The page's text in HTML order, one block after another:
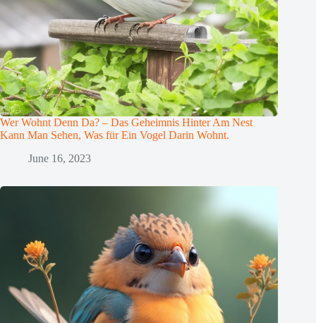
Wer Wohnt Denn Da? – Das Geheimnis Hinter Am Nest
Kann Man Sehen, Was für Ein Vogel Darin Wohnt.
June 16, 2023